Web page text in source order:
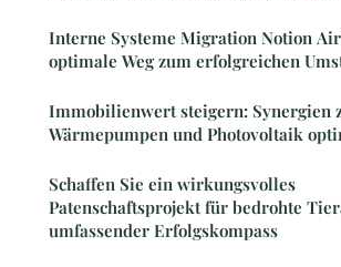
Interne Systeme Migration Notion
optimale Weg zum erfolgreichen
Immobilienwert steigern: Synergien
Wärmepumpen und Photovoltaik
Schaffen Sie ein wirkungsvolles
Patenschaftsprojekt für bedrohte
umfassender Erfolgskompass